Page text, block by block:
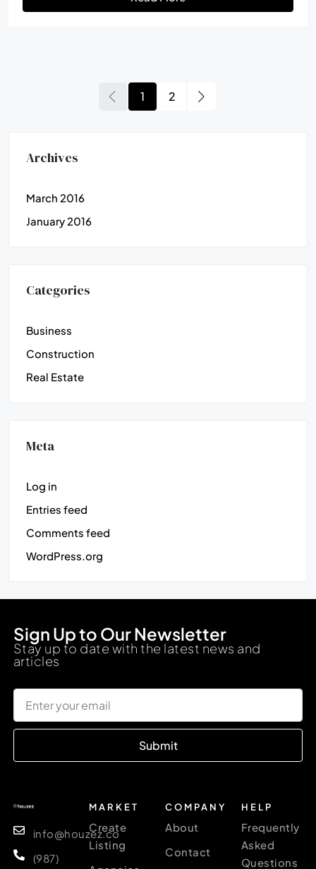
1 2
Archives
March 2016
January 2016
Categories
Business
Construction
Real Estate
Meta
Log in
Entries feed
Comments feed
WordPress.org
Sign Up to Our Newsletter
Stay up to date with the latest news and
articles
Submit
info@houzez.co
(987)
MARKET
Create
Listing
COMPANY
About
Contact
HELP
Frequently
Asked
Questions